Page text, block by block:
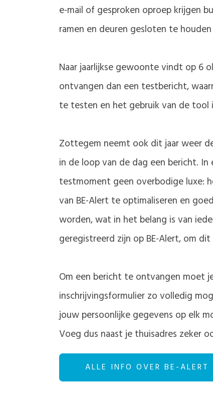
e-mail of gesproken oproep krijgen
ramen en deuren gesloten te
Naar jaarlijkse gewoonte vindt op 6
ontvangen dan een testbericht,
te testen en het gebruik van de tool
Zottegem neemt ook dit jaar weer
in de loop van de dag een bericht.
testmoment geen overbodige luxe:
van BE-Alert te optimaliseren en
worden, wat in het belang is van
geregistreerd zijn op BE-Alert, om
Om een bericht te ontvangen moet
inschrijvingsformulier zo volledig
jouw persoonlijke gegevens op elk
Voeg dus naast je thuisadres zeker
ALLE INFO OVER BE-ALERT